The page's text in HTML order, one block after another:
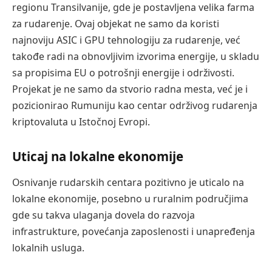
regionu Transilvanije, gde je postavljena velika farma
za rudarenje. Ovaj objekat ne samo da koristi
najnoviju ASIC i GPU tehnologiju za rudarenje, već
takođe radi na obnovljivim izvorima energije, u skladu
sa propisima EU o potrošnji energije i održivosti.
Projekat je ne samo da stvorio radna mesta, već je i
pozicionirao Rumuniju kao centar održivog rudarenja
kriptovaluta u Istočnoj Evropi.
Uticaj na lokalne ekonomije
Osnivanje rudarskih centara pozitivno je uticalo na
lokalne ekonomije, posebno u ruralnim područjima
gde su takva ulaganja dovela do razvoja
infrastrukture, povećanja zaposlenosti i unapređenja
lokalnih usluga.